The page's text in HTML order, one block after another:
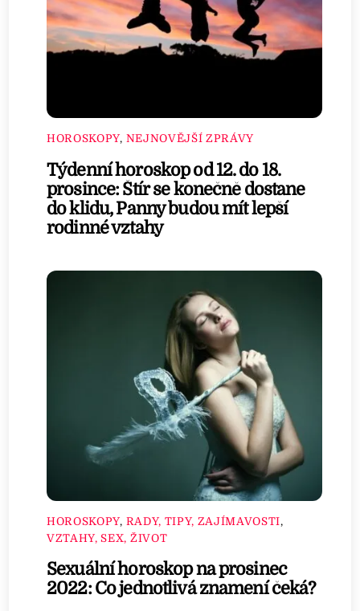
HOROSKOPY, NEJNOVĚJŠÍ ZPRÁVY
Týdenní horoskop od 12. do 18.
prosince: Štír se konečně dostane
do klidu, Panny budou mít lepší
rodinné vztahy
HOROSKOPY, RADY, TIPY, ZAJÍMAVOSTI,
VZTAHY, SEX, ŽIVOT
Sexuální horoskop na prosinec
2022: Co jednotlivá znamení čeká?